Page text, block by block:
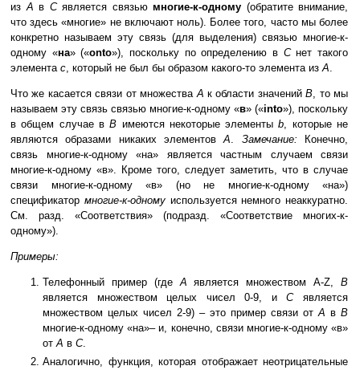
изA в C является связью многие-к-одному (обратите внимание,
что здесь «многие» не включают ноль). Более того, часто мы более
конкретно называем эту связь (для выделения) связью многие-к-
одному «на» («onto»), поскольку по определению в Cнет такого
элемента c, который не был бы образом какого-то элемента изA.
Что же касается связи от множестваA к области значенийB, то мы
называем эту связь связью многие-к-одному «в» («into»), поскольку
в общем случае вB имеются некоторые элементыb, которые не
являются образами никаких элементовA. Замечание:
Конечно,
связь многие-к-одному «на» является частным случаем связи
многие-к-одному «в». Кроме того, следует заметить, что в случае
связи многие-к-одному «в» (но не многие-к-одному «на»)
спецификатор многие-к-одному используется немного неаккуратно.
См. разд. «Соответствия» (подразд. «Соответствие многих-к-
одному»).
Примеры:
Телефонный пример (гдеA является множеством A-Z,B
является множеством целых чисел 0-9, иCявляется
множеством целых чисел 2-9) – это пример связи отA в B
многие-к-одному «на»– и, конечно, связи многие-к-одному «в»
отA в C.
Аналогично, функция, которая отображает неотрицательные